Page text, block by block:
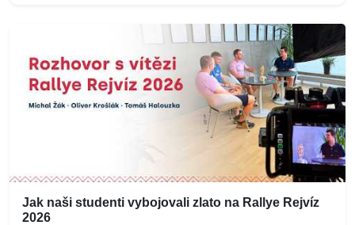
Jak naši studenti vybojovali zlato na Rallye Rejvíz
2026